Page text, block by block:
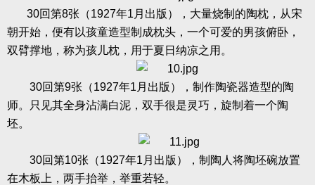
30回第8张（1927年1 月出版），大量烧制的陶枕，从宋
朝开始，便有以孩童造型制成枕头，一个可爱的男孩俯卧，
双臂撑地，称为孩儿枕，用于夏日纳凉之用。
30回第9张（1927年1 月出版），制作陶瓷器造型的陶
师。只见其全身沾满白泥，双手很是灵巧，旋制着一个陶
坯。
30回第10张（1927年1 月出版），制陶人将陶坯碗放置
在木板上，两手抬举，举重若轻。